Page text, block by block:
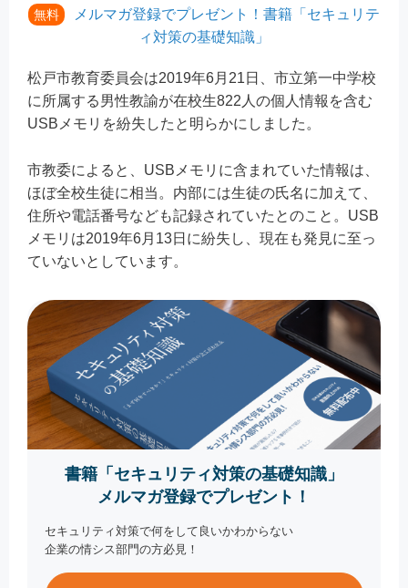
無料
メルマガ登録でプレゼント！書籍「セキュリテ
ィ対策の基礎知識」
松戸市教育委員会は2019年6月21日、 市立第一中学校
に所属する男性教諭が在校生822人の個人情報を含む
USBメモリを紛失したと明らかにしました。
市教委によると、USBメモリに含まれていた情報は、
ほぼ全校生徒に相当。内部には生徒の氏名に加えて、
住所や電話番号なども記録されていたとのこと。USB
メモリは2019年6月13日に紛失し、現在も発見に至っ
ていないとしています。
書籍「セキュリティ対策の基礎知識」
メルマガ登録でプレゼント！
セキュリティ対策で何をして良いかわからない
企業の情シス部門の方必見！